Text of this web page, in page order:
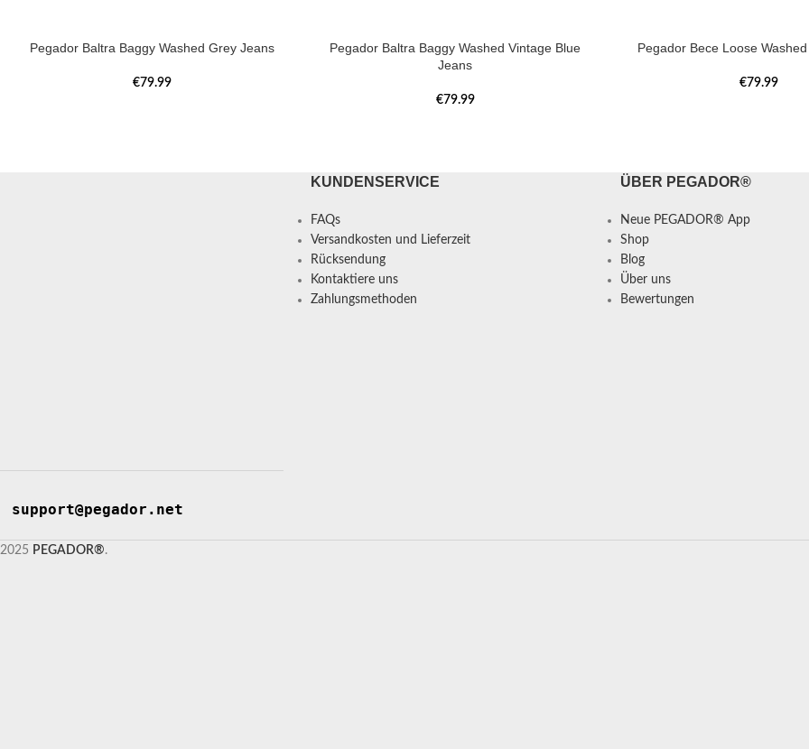
Pegador Baltra Baggy Washed Grey Jeans
€79.99
Pegador Baltra Baggy Washed Vintage Blue
Jeans
€79.99
Pegador Bece Loose
€79.99
support@pegador.net
KUNDENSERVICE
FAQs
Versandkosten und Lieferzeit
Rücksendung
Kontaktiere uns
Zahlungsmethoden
ÜBER PEGADOR®
Neue PEGADOR® App
Shop
Blog
Über uns
Bewertungen
2025 PEGADOR®.